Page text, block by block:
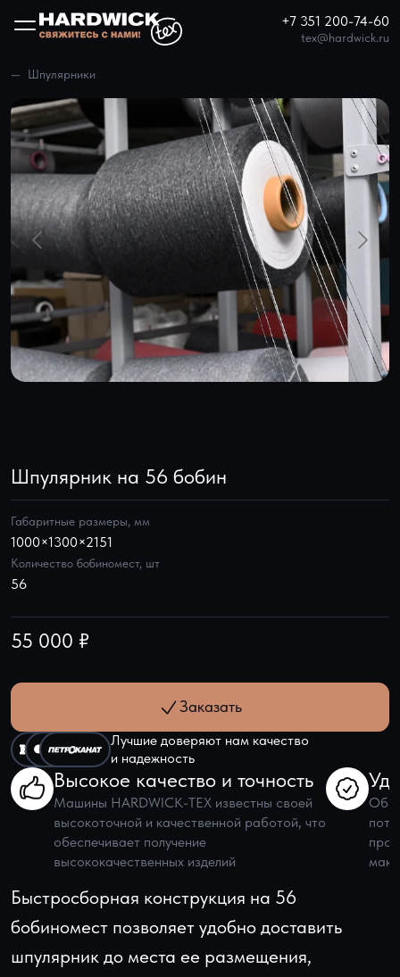
+7 351 200-74-60
tex@hardwick.ru
Шпулярники
Шпулярник на 56 бобин
Габаритные размеры, мм
1000×1300×2151
Количество бобиномест, шт
56
55 000 ₽
Заказать
Лучшие доверяют нам качество
и надежность
Высокое качество и точность
Машины HARDWICK-TEX известны своей
высокоточной и качественной работой, что
обеспечивает получение
высококачественных изделий
Быстросборная конструкция на 56
бобиномест позволяет удобно доставить
шпулярник до места ее размещения,